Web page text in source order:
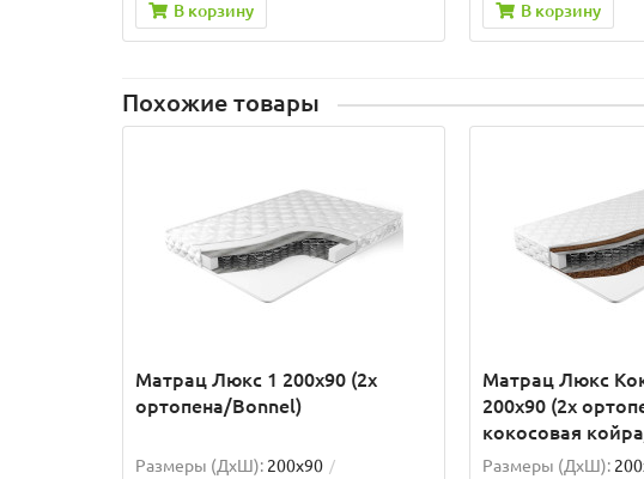
В корзину В корзину
Похожие товары
Матрац Люкс 1 200x90 (2x
ортопена/Bonnel)
Размеры (ДxШ): 200x90
Матрац Люкс
200x90 (2x
кокосовая
Размеры (ДxШ):